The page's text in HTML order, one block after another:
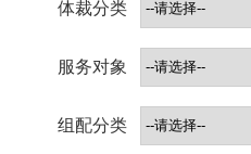
体裁分类
服务对象
组配分类